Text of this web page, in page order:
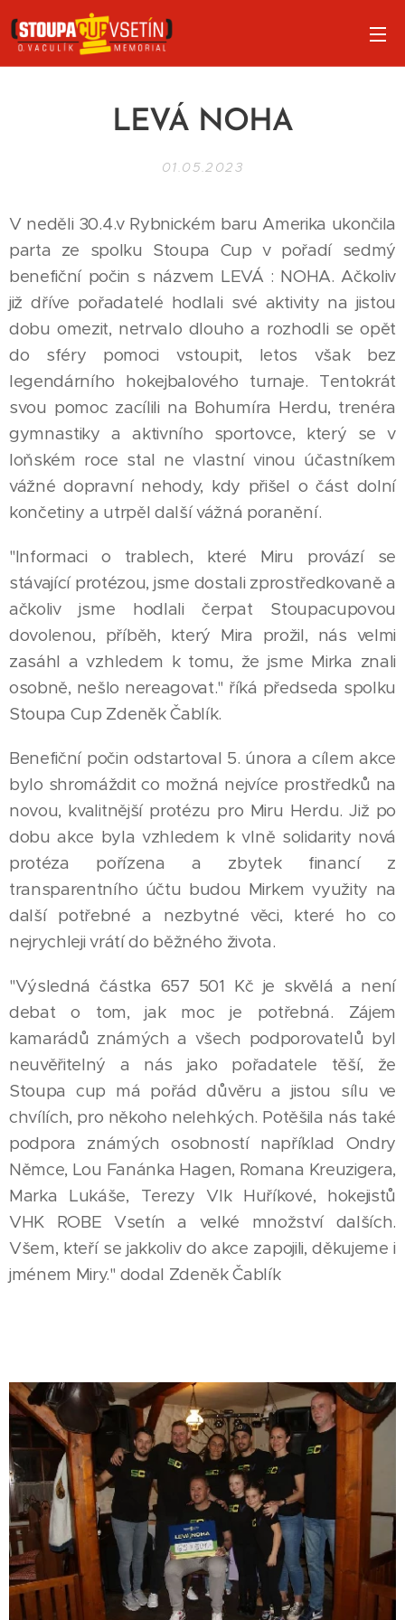
LEVÁ NOHA
01.05.2023
V neděli 30.4.v Rybnickém baru Amerika ukončila
parta ze spolku Stoupa Cup v pořadí sedmý
benefiční počin s názvem LEVÁ : NOHA. Ačkoliv
již dříve pořadatelé hodlali své aktivity na jistou
dobu omezit, netrvalo dlouho a rozhodli se opět
do sféry pomoci vstoupit, letos však bez
legendárního hokejbalového turnaje. Tentokrát
svou pomoc zacílili na Bohumíra Herdu, trenéra
gymnastiky a aktivního sportovce, který se v
loňském roce stal ne vlastní vinou účastníkem
vážné dopravní nehody, kdy přišel o část dolní
končetiny a utrpěl další vážná poranění.
"Informaci o trablech, které Miru provází se
stávající protézou, jsme dostali zprostředkovaně a
ačkoliv jsme hodlali čerpat Stoupacupovou
dovolenou, příběh, který Mira prožil, nás velmi
zasáhl a vzhledem k tomu, že jsme Mirka znali
osobně, nešlo nereagovat." říká předseda spolku
Stoupa Cup Zdeněk Čablík.
Benefiční počin odstartoval 5. února a cílem akce
bylo shromáždit co možná nejvíce prostředků na
novou, kvalitnější protézu pro Miru Herdu. Již po
dobu akce byla vzhledem k vlně solidarity nová
protéza pořízena a zbytek financí z
transparentního účtu budou Mirkem využity na
další potřebné a nezbytné věci, které ho co
nejrychleji vrátí do běžného života.
"Výsledná částka 657 501 Kč je skvělá a není
debat o tom, jak moc je potřebná. Zájem
kamarádů známých a všech podporovatelů byl
neuvěřitelný a nás jako pořadatele těší, že
Stoupa cup má pořád důvěru a jistou sílu ve
chvílích, pro někoho nelehkých. Potěšila nás také
podpora známých osobností například Ondry
Němce, Lou Fanánka Hagen, Romana Kreuzigera,
Marka Lukáše, Terezy Vlk Huříkové, hokejistů
VHK ROBE Vsetín a velké množství dalších.
Všem, kteří se jakkoliv do akce zapojili, děkujeme i
jménem Miry." dodal Zdeněk Čablík